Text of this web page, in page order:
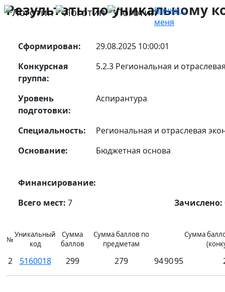
Начни с
меня
Результаты по уникальному
Сформирован:
29.08.2025 10:00:01
Конкурсная
группа:
5.2.3 Региональная и
Уровень
подготовки:
Аспирантура
Специальность:
Региональная и отраслевая
Основание:
Бюджетная основа
Финансирование:
Всего мест: 7 Зачислено:
№
Уникальный
код
Сумма
баллов
Сумма баллов по
предметам
Сумма
2 5160018 299 279 949095